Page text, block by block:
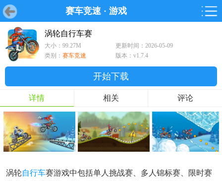
赛车竞速 · 游戏
首页 游戏 软件
首页 游戏 软件 鸿蒙
游戏
鸿蒙
软件
涡轮自行车赛
大小：99.27M
更新时间：2026-05-09
类别： 赛车竞速 版本：v1.7.4
开始下载
详情 相关 评论
涡轮自行车赛游戏中包括单人挑战赛、多人锦标赛、限时赛